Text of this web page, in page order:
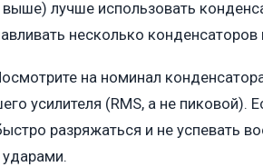
выше) лучше использовать
несколько конденсаторов
на номинал
усилителя (RMS, а не пиковой).
разряжаться и не успевать